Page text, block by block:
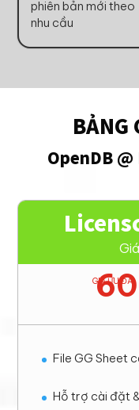
phiên bản mới theo
nhu cầu
BẢNG
OpenDB
GIÁ ƯU ĐÃI
File GG Sheet
Hỗ trợ cài đặt